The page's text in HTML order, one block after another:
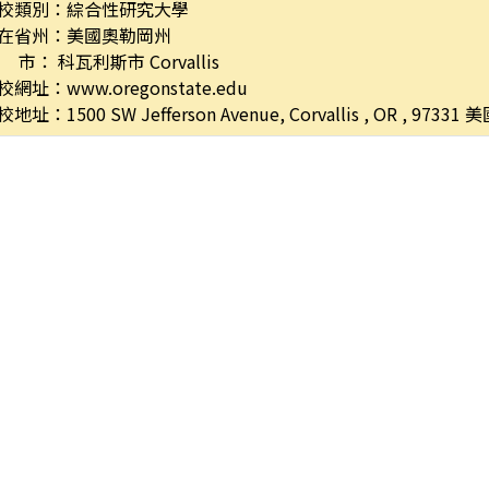
類別：綜合性研究大學
省州：美國奧勒岡州
： 科瓦利斯市 Corvallis
網址： www.oregonstate.edu
地址：1500 SW Jefferson Avenue, Corvallis , OR , 97331 美